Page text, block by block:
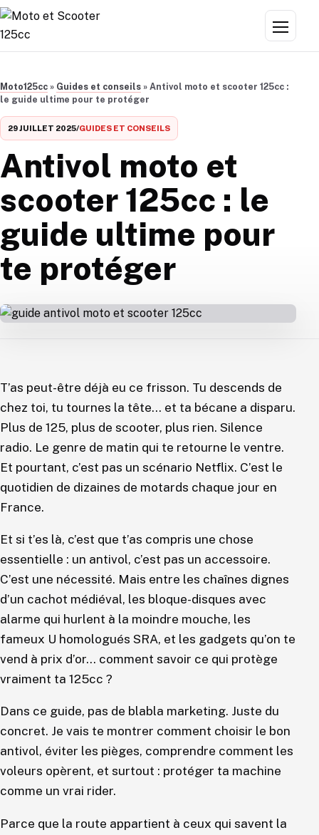
Aller au contenu
Menu
Moto125cc » Guides et conseils » Antivol moto et scooter 125cc :
le guide ultime pour te protéger
29 JUILLET 2025/GUIDES ET CONSEILS
Antivol moto et
scooter 125cc : le
guide ultime pour
te protéger
T’as peut-être déjà eu ce frisson. Tu descends de
chez toi, tu tournes la tête… et ta bécane a disparu.
Plus de 125, plus de scooter, plus rien. Silence
radio. Le genre de matin qui te retourne le ventre.
Et pourtant, c’est pas un scénario Netflix. C’est le
quotidien de dizaines de motards chaque jour en
France.
Et si t’es là, c’est que t’as compris une chose
essentielle : un antivol, c’est pas un accessoire.
C’est une nécessité. Mais entre les chaînes dignes
d’un cachot médiéval, les bloque-disques avec
alarme qui hurlent à la moindre mouche, les
fameux U homologués SRA, et les gadgets qu’on te
vend à prix d’or… comment savoir ce qui protège
vraiment ta 125cc ?
Dans ce guide, pas de blabla marketing. Juste du
concret. Je vais te montrer comment choisir le bon
antivol, éviter les pièges, comprendre comment les
voleurs opèrent, et surtout : protéger ta machine
comme un vrai rider.
Parce que la route appartient à ceux qui savent la